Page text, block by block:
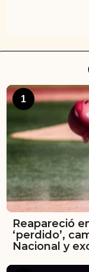
1
Reapareció
‘perdido’,
Nacional y